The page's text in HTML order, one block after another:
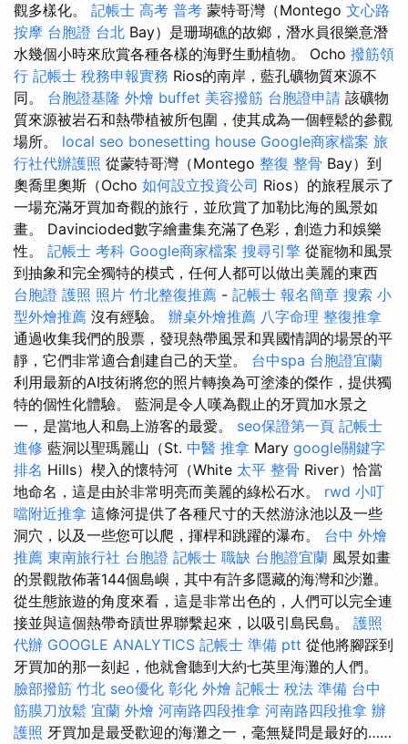
觀多樣化。 記帳士 高考 普考 蒙特哥灣（Montego 文心路
按摩 台胞證 台北 Bay）是珊瑚礁的故鄉，潛水員很樂意潛
水幾個小時來欣賞各種各樣的海野生動植物。 Ocho 撥筋領
行 記帳士 稅務申報實務 Rios的南岸，藍孔礦物質來源不
同。 台胞證基隆 外燴 buffet 美容撥筋 台胞證申請 該礦物
質來源被岩石和熱帶植被所包圍，使其成為一個輕鬆的參觀
場所。 local seo bonesetting house Google商家檔案 旅
行社代辦護照 從蒙特哥灣（Montego 整復 整骨 Bay）到
奧喬里奧斯（Ocho 如何設立投資公司 Rios）的旅程展示了
一場充滿牙買加奇觀的旅行，並欣賞了加勒比海的風景如
畫。 Davincioded數字繪畫集充滿了色彩，創造力和娛樂
性。 記帳士 考科 Google商家檔案 搜尋引擎 從寵物和風景
到抽象和完全獨特的模式，任何人都可以做出美麗的東西
台胞證 護照 照片 竹北整復推薦 - 記帳士 報名簡章 搜索 小
型外燴推薦 沒有經驗。 辦桌外燴推薦 八字命理 整復推拿
通過收集我們的股票，發現熱帶風景和異國情調的場景的平
靜，它們非常適合創建自己的天堂。 台中spa 台胞證宜蘭
利用最新的AI技術將您的照片轉換為可塗漆的傑作，提供獨
特的個性化體驗。 藍洞是令人嘆為觀止的牙買加水景之
一，是當地人和島上游客的最愛。 seo保證第一頁 記帳士
進修 藍洞以聖瑪麗山（St. 中醫 推拿 Mary google關鍵字
排名 Hills）楔入的懷特河（White 太平 整骨 River）恰當
地命名，這是由於非常明亮而美麗的綠松石水。 rwd 小叮
噹附近推拿 這條河提供了各種尺寸的天然游泳池以及一些
洞穴，以及一些您可以爬，揮桿和跳躍的瀑布。 台中 外燴
推薦 東南旅行社 台胞證 記帳士 職缺 台胞證宜蘭 風景如畫
的景觀散佈著144個島嶼，其中有許多隱藏的海灣和沙灘。
從生態旅遊的角度來看，這是非常出色的，人們可以完全連
接並與這個熱帶奇蹟世界聯繫起來，以吸引島民島。 護照
代辦 GOOGLE ANALYTICS 記帳士 準備 ptt 從他將腳踩到
牙買加的那一刻起，他就會聽到大約七英里海灘的人們。
臉部撥筋 竹北 seo優化 彰化 外燴 記帳士 稅法 準備 台中
筋膜刀放鬆 宜蘭 外燴 河南路四段推拿 河南路四段推拿 辦
護照 牙買加是最受歡迎的海灘之一，毫無疑問是最好的……